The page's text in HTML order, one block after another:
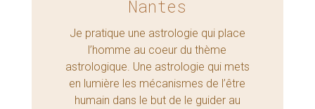
Nantes
Je pratique une astrologie qui place
l’homme au coeur du thème
astrologique. Une astrologie qui mets
en lumière les mécanismes de l’être
humain dans le but de le guider au